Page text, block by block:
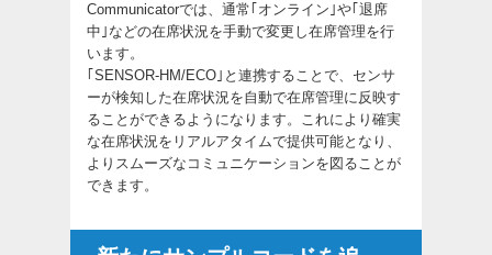
Communicatorでは、通常｢オンライン｣や｢退席
中｣などの在席状況を手動で変更し在席管理を行
います。
｢SENSOR-HM/ECO｣と連携することで、センサ
ーが検知した在席状況を自動で在席管理に反映す
ることができるようになります。これにより確実
な在席状況をリアルアタイムで提供可能となり、
よりスムーズなコミュニケーションを図ることが
できます。